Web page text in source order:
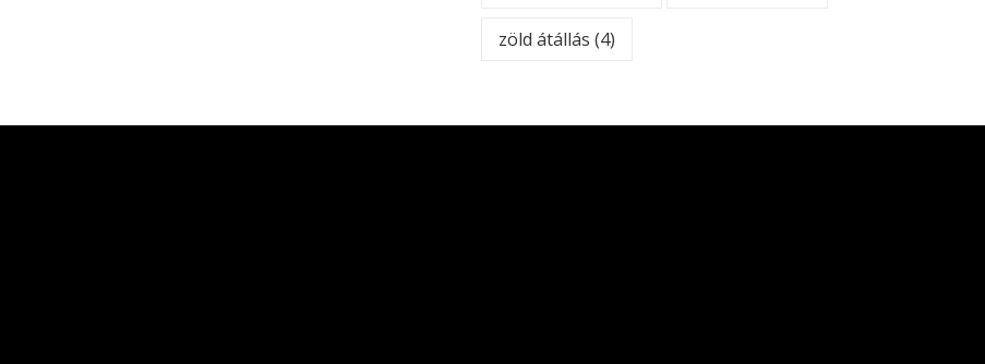
zöld átállás (4)